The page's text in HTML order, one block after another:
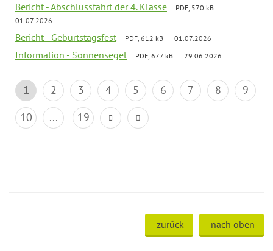
Bericht - Abschlussfahrt der 4. Klasse
PDF, 570 kB
01.07.2026
Bericht - Geburtstagsfest PDF, 612 kB 01.07.2026
Information - Sonnensegel PDF, 677 kB 29.06.2026
1 2 3 4 5 6 7 8
9
10
... 19
zurück nach oben